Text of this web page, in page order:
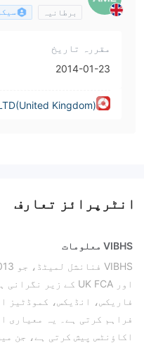
برطانیہ
مقررہ تاریخ
2014-01-23
Kingdom)
انٹرپرائز تعارف
VIBHS معلومات
فراہم کرتی ہے۔ یہ معیاری